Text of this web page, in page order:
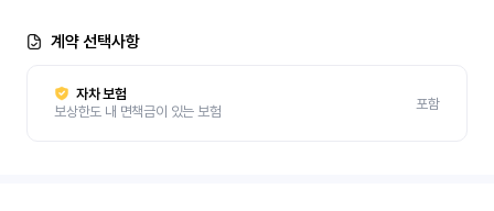
계약 선택사항
자차 보험
보상한도 내 면책금이 있는 보험
포함